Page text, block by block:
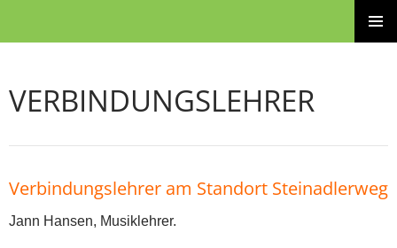
VERBINDUNGSLEHRER
Verbindungslehrer am Standort Steinadlerweg
Jann Hansen, Musiklehrer.